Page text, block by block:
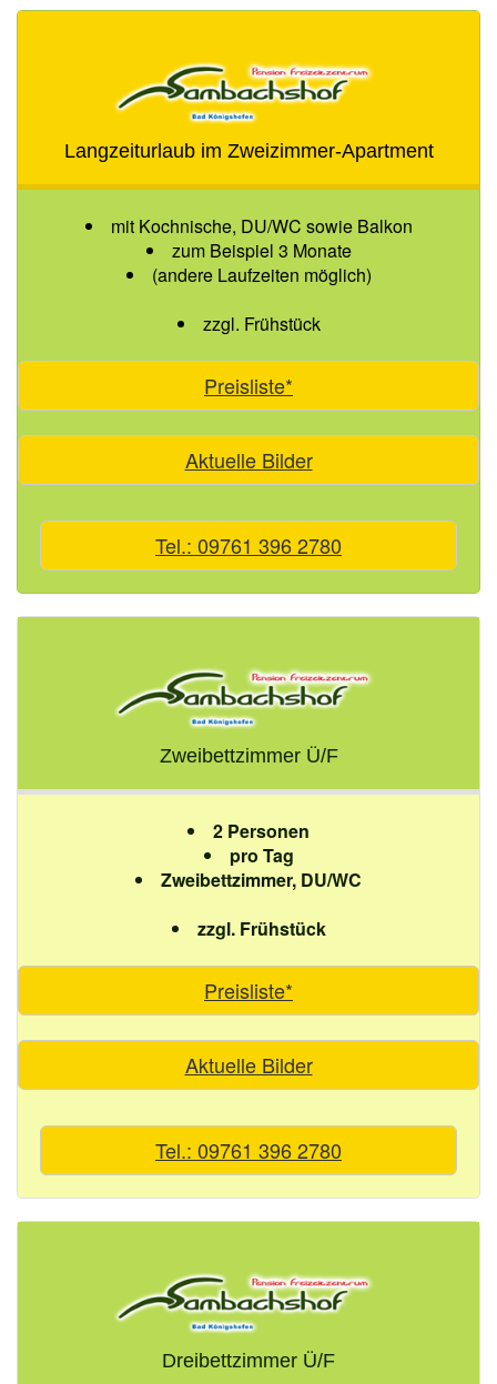
Langzeiturlaub im Zweizimmer-Apartment
mit Kochnische, DU/WC sowie Balkon
zum Beispiel 3 Monate
(andere Laufzeiten möglich)
zzgl. Frühstück
Preisliste*
Aktuelle Bilder
Tel.: 09761 396 2780
Zweibettzimmer Ü/F
2 Personen
pro Tag
Zweibettzimmer, DU/WC
zzgl. Frühstück
Preisliste*
Aktuelle Bilder
Tel.: 09761 396 2780
Dreibettzimmer Ü/F